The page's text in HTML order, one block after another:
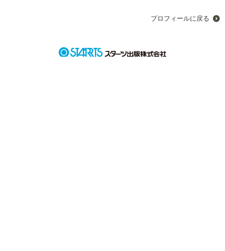
プロフィールに戻る